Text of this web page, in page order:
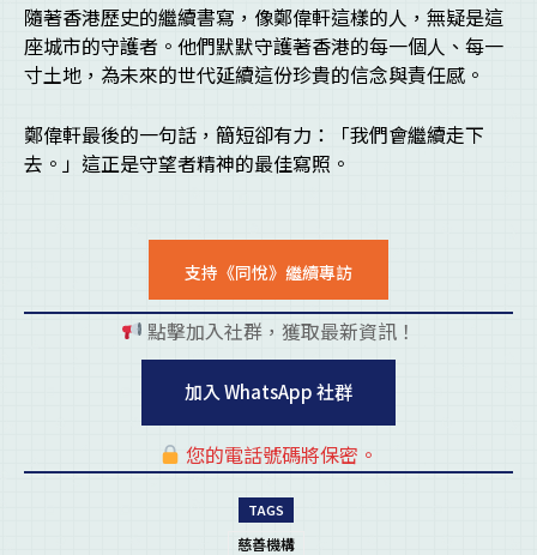
隨著香港歷史的繼續書寫，像鄭偉軒這樣的人，無疑是這
座城市的守護者。他們默默守護著香港的每一個人、每一
寸土地，為未來的世代延續這份珍貴的信念與責任感。
鄭偉軒最後的一句話，簡短卻有力：「我們會繼續走下
去。」這正是守望者精神的最佳寫照。
支持《同悅》繼續專訪
點擊加入社群，獲取最新資訊！
加入 WhatsApp 社群
您的電話號碼將保密。
TAGS
慈善機構